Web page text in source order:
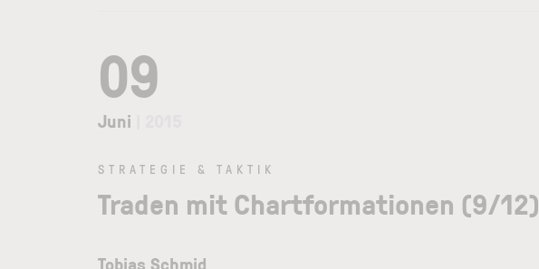
09
Juni
STRATEGIE & TAKTIK
Traden mit Chartformationen (9/12)
Tobias Schmid